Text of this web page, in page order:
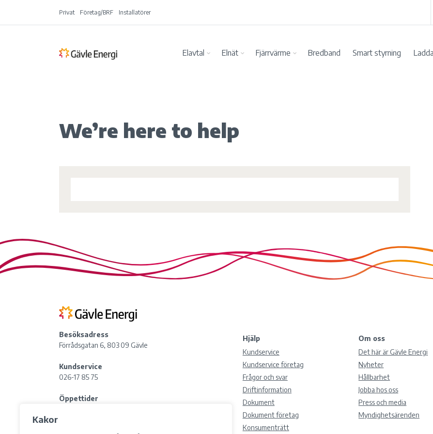
Kakor
Privat Företag/BRF Installatörer
Elavtal Elnät Fjärrvärme Bredband Smart styrning
We’re here to help
Besöksadress
Förrådsgatan 6, 803 09 Gävle
Kundservice
026-17 85 75
Öppettider
Hjälp
Kundservice
Kundservice företag
Frågor och svar
Driftinformation
Dokument
Dokument företag
Konsumenträtt
Om oss
Det här är Gävle Energi
Nyheter
Hållbarhet
Jobba hos oss
Press och media
Myndighetsärenden